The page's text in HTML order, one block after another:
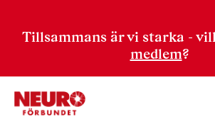
Tillsammans är vi starka -
medlem?